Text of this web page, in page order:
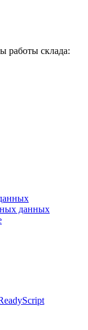
работы склада:
данных